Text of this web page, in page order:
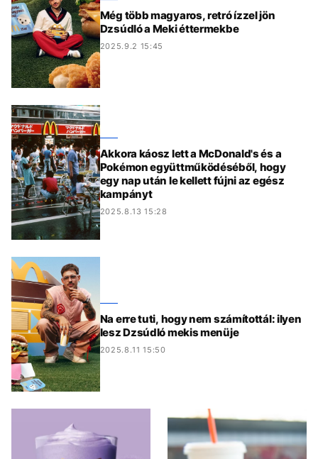
Még több magyaros, retró ízzel jön
Dzsúdló a Meki éttermekbe
2025.9.2 15:45
Akkora káosz lett a McDonald's és a
Pokémon együttműködéséből, hogy
egy nap után le kellett fújni az egész
kampányt
2025.8.13 15:28
Na erre tuti, hogy nem számítottál: ilyen
lesz Dzsúdló mekis menüje
2025.8.11 15:50